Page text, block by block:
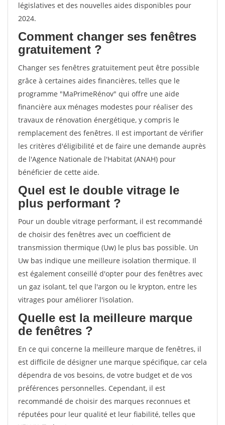
législatives et des nouvelles aides disponibles pour
2024.
Comment changer ses fenêtres
gratuitement ?
Changer ses fenêtres gratuitement peut être possible
grâce à certaines aides financières, telles que le
programme "MaPrimeRénov" qui offre une aide
financière aux ménages modestes pour réaliser des
travaux de rénovation énergétique, y compris le
remplacement des fenêtres. Il est important de vérifier
les critères d'éligibilité et de faire une demande auprès
de l'Agence Nationale de l'Habitat (ANAH) pour
bénéficier de cette aide.
Quel est le double vitrage le
plus performant ?
Pour un double vitrage performant, il est recommandé
de choisir des fenêtres avec un coefficient de
transmission thermique (Uw) le plus bas possible. Un
Uw bas indique une meilleure isolation thermique. Il
est également conseillé d'opter pour des fenêtres avec
un gaz isolant, tel que l'argon ou le krypton, entre les
vitrages pour améliorer l'isolation.
Quelle est la meilleure marque
de fenêtres ?
En ce qui concerne la meilleure marque de fenêtres, il
est difficile de désigner une marque spécifique, car cela
dépendra de vos besoins, de votre budget et de vos
préférences personnelles. Cependant, il est
recommandé de choisir des marques reconnues et
réputées pour leur qualité et leur fiabilité, telles que